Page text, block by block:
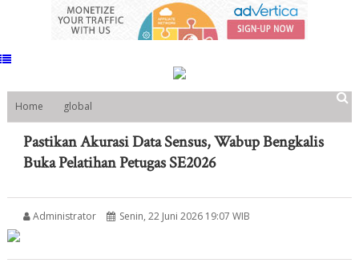
Home
global
Pastikan Akurasi Data Sensus, Wabup Bengkalis Buka Pelatihan Petugas
SE2026
Pastikan Akurasi Data Sensus, Wabup Bengkalis
Buka Pelatihan Petugas SE2026
Administrator Senin, 22 Juni 2026 19:07 WIB